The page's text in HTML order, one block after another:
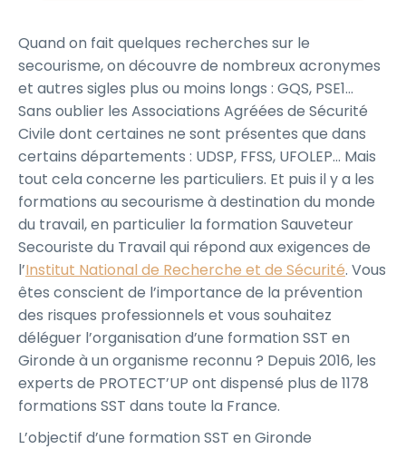
Quand on fait quelques recherches sur le
secourisme, on découvre de nombreux acronymes
et autres sigles plus ou moins longs : GQS, PSE1…
Sans oublier les Associations Agréées de Sécurité
Civile dont certaines ne sont présentes que dans
certains départements : UDSP, FFSS, UFOLEP… Mais
tout cela concerne les particuliers. Et puis il y a les
formations au secourisme à destination du monde
du travail, en particulier la formation Sauveteur
Secouriste du Travail qui répond aux exigences de
l’Institut National de Recherche et de Sécurité. Vous
êtes conscient de l’importance de la prévention
des risques professionnels et vous souhaitez
déléguer l’organisation d’une formation SST en
Gironde à un organisme reconnu ? Depuis 2016, les
experts de PROTECT’UP ont dispensé plus de 1178
formations SST dans toute la France.
L’objectif d’une formation SST en Gironde